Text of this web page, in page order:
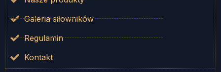
Galeria siłowników
Regulamin
Kontakt